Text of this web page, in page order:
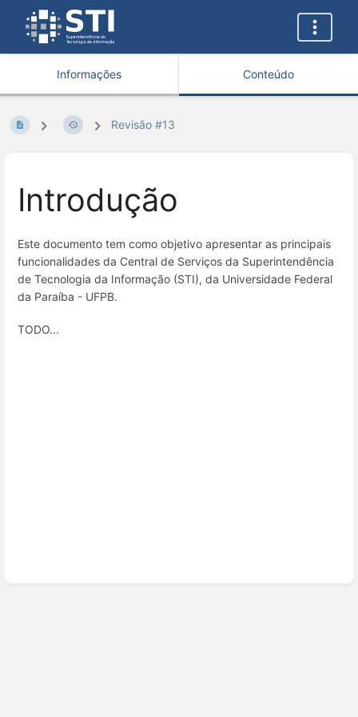
Informações Conteúdo
Revisão #13
Introdução
Este documento tem como objetivo apresentar as principais
funcionalidades da Central de Serviços da Superintendência
de Tecnologia da Informação (STI), da Universidade Federal
da Paraíba - UFPB.
TODO...